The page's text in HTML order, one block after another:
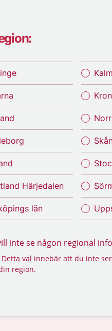
Härjedalen
län
inte se någon regional
Detta val innebär att du inte
region.